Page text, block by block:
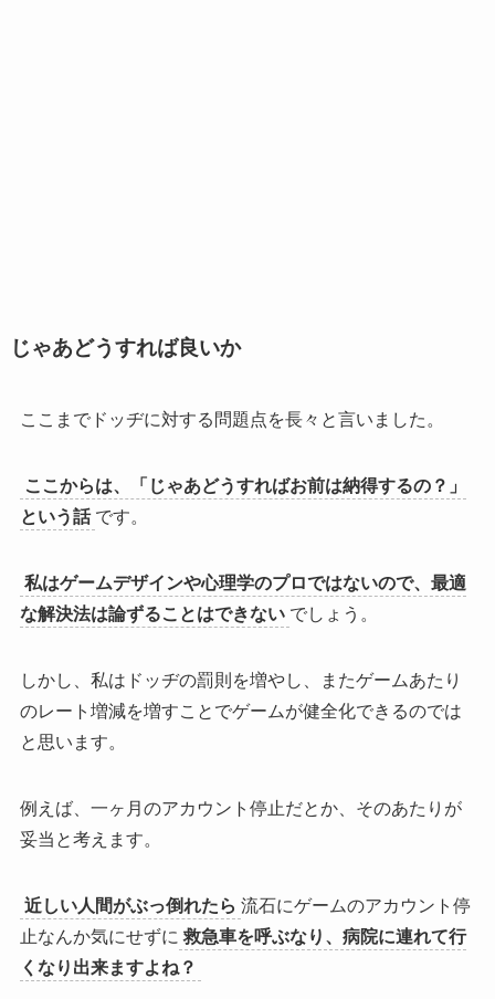
じゃあどうすれば良いか
ここまでドッヂに対する問題点を長々と言いました。
ここからは、「じゃあどうすればお前は納得するの？」
という話 です。
私はゲームデザインや心理学のプロではないので、最適
な解決法は論ずることはできない でしょう。
しかし、私は ドッヂの罰則を増やし、またゲームあたり
のレート増減を増すことでゲームが健全化できるのでは
と思います。
例えば、 一ヶ月のアカウント停止だとか、そのあたりが
妥当 と考えます。
近しい人間がぶっ倒れたら 流石にゲームのアカウント停
止なんか気にせずに 救急車を呼ぶなり、病院に連れて行
くなり出来ますよね？